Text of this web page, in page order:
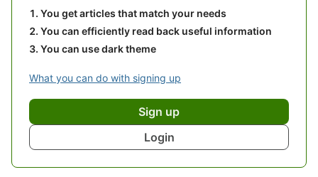
You get articles that match your needs
You can efficiently read back useful information
You can use dark theme
What you can do with signing up
Sign up
Login